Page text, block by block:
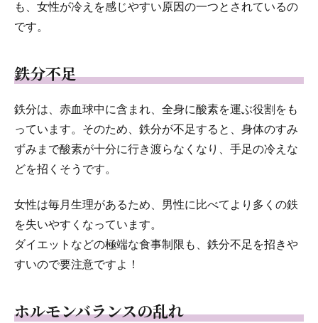
も、女性が冷えを感じやすい原因の一つとされているの
です。
鉄分不足
鉄分は、赤血球中に含まれ、全身に酸素を運ぶ役割をも
っています。そのため、鉄分が不足すると、身体のすみ
ずみまで酸素が十分に行き渡らなくなり、手足の冷えな
どを招くそうです。
女性は毎月生理があるため、男性に比べてより多くの鉄
を失いやすくなっています。
ダイエットなどの極端な食事制限も、鉄分不足を招きや
すいので要注意ですよ！
ホルモンバランスの乱れ